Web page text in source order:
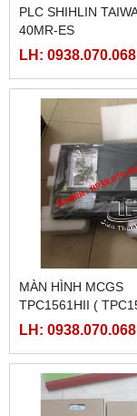
LH: 0938.070.068
FATEK FBS-4A2D
LH: 0938.070.068